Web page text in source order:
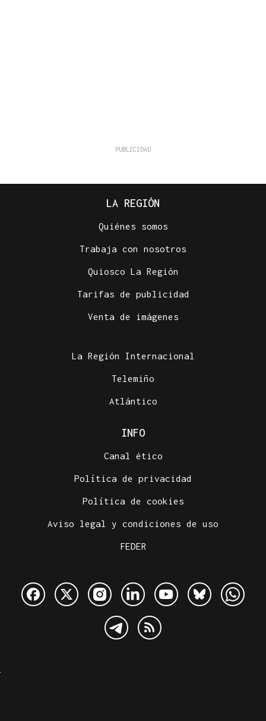
LA REGIÓN
Quiénes somos
Trabaja con nosotros
Quiosco La Región
Tarifas de publicidad
Venta de imágenes
La Región Internacional
Telemiño
Atlántico
INFO
Canal ético
Política de privacidad
Política de cookies
Aviso legal y condiciones de uso
FEDER